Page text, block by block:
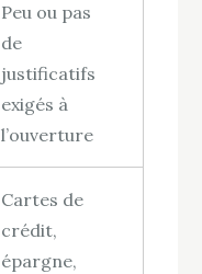
Peu ou pas
de
justificatifs
exigés à
l’ouverture
Cartes de
crédit,
épargne,